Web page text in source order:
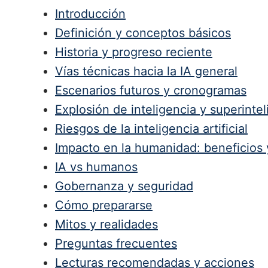
Introducción
Definición y conceptos básicos
Historia y progreso reciente
Vías técnicas hacia la IA general
Escenarios futuros y cronogramas
Explosión de inteligencia y
Riesgos de la inteligencia artificial
Impacto en la humanidad: beneficios
IA vs humanos
Gobernanza y seguridad
Cómo prepararse
Mitos y realidades
Preguntas frecuentes
Lecturas recomendadas y acciones